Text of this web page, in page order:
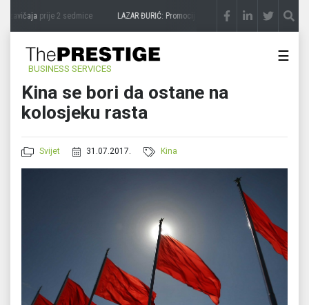
zavičajaprije 2 sedmice LAZAR ĐURIĆ: Promocija potencijal pretvara u destinaciju
BUSINESS SERVICES
☰
Kina se bori da ostane na
kolosjeku rasta
Svijet 31.07.2017. Kina